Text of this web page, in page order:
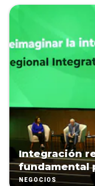
Integración
fundamental
NEGOCIOS